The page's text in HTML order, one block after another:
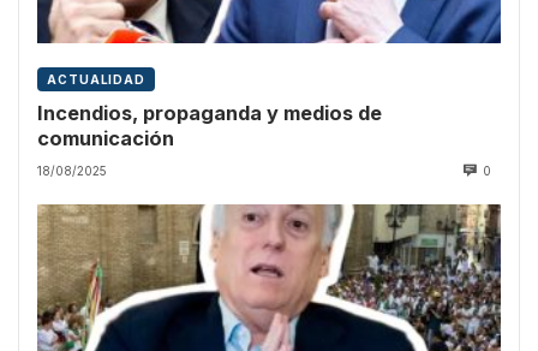
ACTUALIDAD
Incendios, propaganda y medios de
comunicación
18/08/2025 0